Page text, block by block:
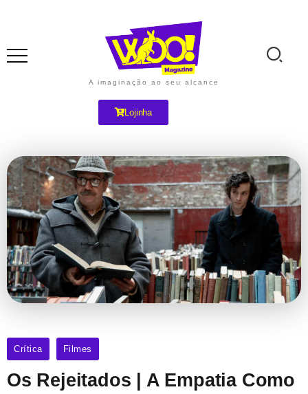
A imaginação ao seu alcance
Lojinha
Crítica Filmes
Os Rejeitados | A Empatia Como